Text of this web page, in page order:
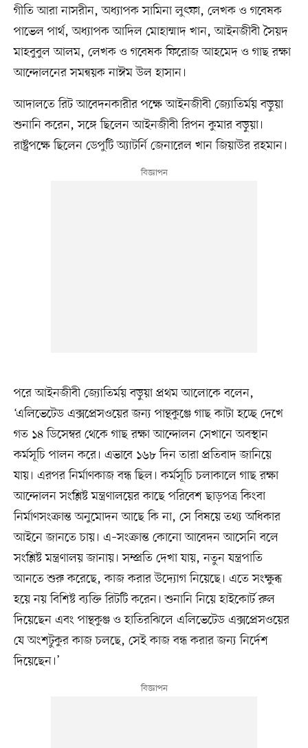
গীতি আরা নাসরীন, অধ্যাপক সামিনা লুৎফা, লেখক ও গবেষক
পাভেল পার্থ, অধ্যাপক আদিল মোহাম্মাদ খান, আইনজীবী সৈয়দ
মাহবুবুল আলম, লেখক ও গবেষক ফিরোজ আহমেদ ও গাছ রক্ষা
আন্দোলনের সমন্বয়ক নাঈম উল হাসান।
আদালতে রিট আবেদনকারীর পক্ষে আইনজীবী জ্যোতির্ময় বড়ুয়া
শুনানি করেন, সঙ্গে ছিলেন আইনজীবী রিপন কুমার বড়ুয়া।
রাষ্ট্রপক্ষে ছিলেন ডেপুটি অ্যাটর্নি জেনারেল খান জিয়াউর রহমান।
পরে আইনজীবী জ্যোতির্ময় বড়ুয়া প্রথম আলোকে বলেন,
‘এলিভেটেড এক্সপ্রেসওয়ের জন্য পান্থকুঞ্জে গাছ কাটা হচ্ছে দেখে
গত ১৪ ডিসেম্বর থেকে গাছ রক্ষা আন্দোলন সেখানে অবস্থান
কর্মসূচি পালন করে। এভাবে ১৬৮ দিন তারা প্রতিবাদ জানিয়ে
যায়। এরপর নির্মাণকাজ বন্ধ ছিল। কর্মসূচি চলাকালে গাছ রক্ষা
আন্দোলন সংশ্লিষ্ট মন্ত্রণালয়ের কাছে পরিবেশ ছাড়পত্র কিংবা
নির্মাণসংক্রান্ত অনুমোদন আছে কি না, সে বিষয়ে তথ্য অধিকার
আইনে জানতে চায়। এ–সংক্রান্ত কোনো আবেদন আসেনি বলে
সংশ্লিষ্ট মন্ত্রণালয় জানায়। সম্প্রতি দেখা যায়, নতুন যন্ত্রপাতি
আনতে শুরু করেছে, কাজ করার উদ্যোগ নিয়েছে। এতে সংক্ষুব্ধ
হয়ে নয় বিশিষ্ট ব্যক্তি রিটটি করেন। শুনানি নিয়ে হাইকোর্ট রুল
দিয়েছেন এবং পান্থকুঞ্জ ও হাতিরঝিলে এলিভেটেড এক্সপ্রেসওয়ের
যে অংশটুকুর কাজ চলছে, সেই কাজ বন্ধ করার জন্য নির্দেশ
দিয়েছেন।’